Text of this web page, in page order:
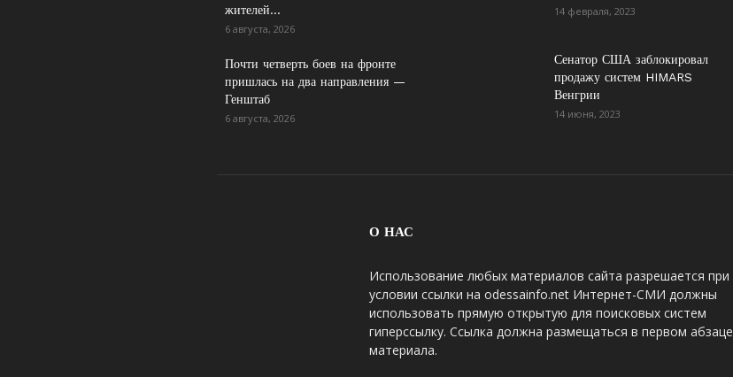
жителей...
6 августа, 2026
Почти четверть боев на фронте
пришлась на два направления —
Генштаб
6 августа, 2026
14 февраля, 2023
Сенатор США заблокировал
продажу систем HIMARS
Венгрии
14 июня, 2023
О НАС
Использование любых материалов сайта разрешается при
условии ссылки на odessainfo.net Интернет-СМИ должны
использовать прямую открытую для поисковых систем
гиперссылку. Ссылка должна размещаться в первом абзаце
материала.